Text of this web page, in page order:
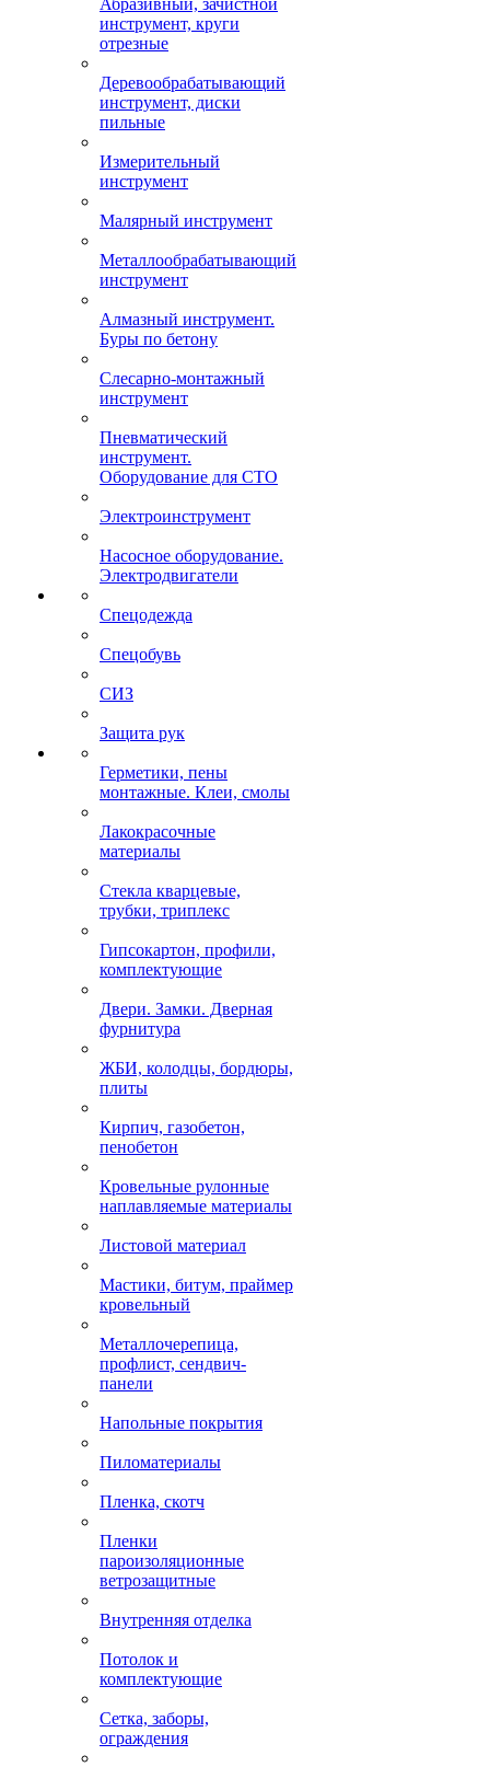
Абразивный, зачистной
инструмент, круги
отрезные
Деревообрабатывающий
инструмент, диски
пильные
Измерительный
инструмент
Малярный инструмент
Металлообрабатывающий
инструмент
Алмазный инструмент.
Буры по бетону
Слесарно-монтажный
инструмент
Пневматический
инструмент.
Оборудование для СТО
Электроинструмент
Насосное оборудование.
Электродвигатели
Спецодежда
Спецобувь
СИЗ
Защита рук
Герметики, пены
монтажные. Клеи, смолы
Лакокрасочные
материалы
Стекла кварцевые,
трубки, триплекс
Гипсокартон, профили,
комплектующие
Двери. Замки. Дверная
фурнитура
ЖБИ, колодцы, бордюры,
плиты
Кирпич, газобетон,
пенобетон
Кровельные рулонные
наплавляемые материалы
Листовой материал
Мастики, битум, праймер
кровельный
Металлочерепица,
профлист, сендвич-
панели
Напольные покрытия
Пиломатериалы
Пленка, скотч
Пленки
пароизоляционные
ветрозащитные
Внутренняя отделка
Потолок и
комплектующие
Сетка, заборы,
ограждения